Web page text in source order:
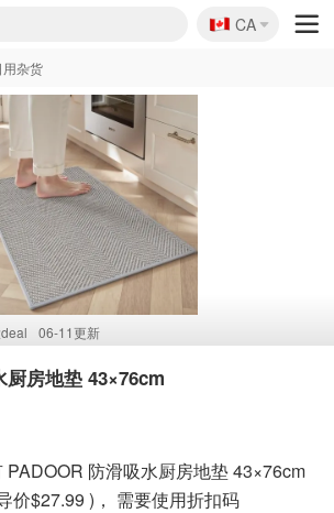
🇨🇦
CA
用杂货
06-11更新
房地垫 43×76cm
PADOOR 防滑吸水厨房地垫 43×76cm
价$27.99 )， 需要使用折扣码